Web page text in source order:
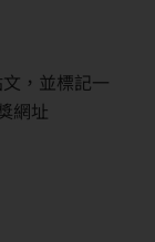
，並標記一
網址